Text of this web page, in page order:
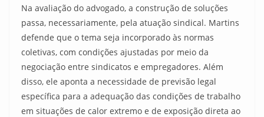
Na avaliação do advogado, a construção de soluções
passa, necessariamente, pela atuação sindical. Martins
defende que o tema seja incorporado às normas
coletivas, com condições ajustadas por meio da
negociação entre sindicatos e empregadores. Além
disso, ele aponta a necessidade de previsão legal
específica para a adequação das condições de trabalho
em situações de calor extremo e de exposição direta ao